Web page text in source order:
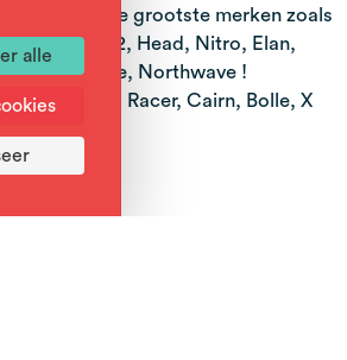
van de grootste merken zoals
Salomon, K2, Head, Nitro, Elan,
Lange, Northwave !
accessoires: Racer, Cairn, Bolle, X
alle